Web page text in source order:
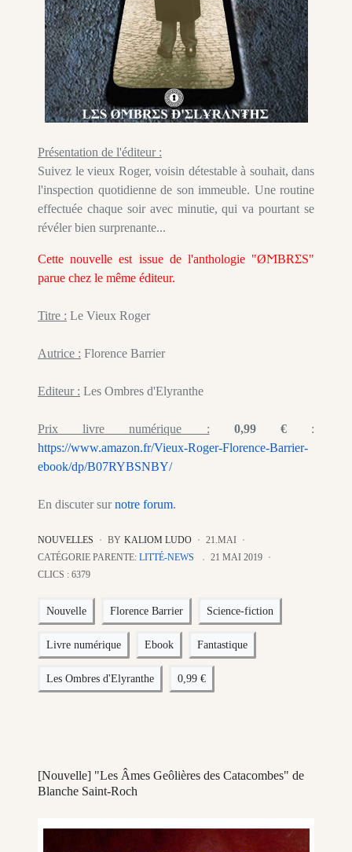
Présentation de l'éditeur :
Suivez le vieux Roger, voisin détestable à souhait, dans
l'inspection quotidienne de son immeuble. Une routine
effectuée chaque soir avec minutie, qui va pourtant se
révéler bien surprenante...
Cette nouvelle est issue de l'anthologie "ØϺBɌΣS"
parue chez le même éditeur.
Titre : Le Vieux Roger
Autrice : Florence Barrier
Editeur : Les Ombres d'Elyranthe
Prix livre numérique : 0,99 €:
https://www.amazon.fr/Vieux-Roger-Florence-Barrier-
ebook/dp/B07RYBSNBY/
En discuter surnotre forum.
NOUVELLES BY KALIOM LUDO
21.MAI
CATÉGORIE PARENTE: LITTÉ-NEWS
21 MAI 2019
CLICS : 6379
Nouvelle Florence Barrier Science-fiction
Livre numérique Ebook Fantastique
Les Ombres d'Elyranthe 0,99 €
[Nouvelle] "Les Âmes Geôlières des Catacombes" de
Blanche Saint-Roch